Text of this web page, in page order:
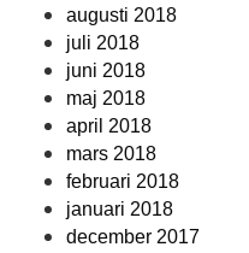
augusti 2018
juli 2018
juni 2018
maj 2018
april 2018
mars 2018
februari 2018
januari 2018
december 2017